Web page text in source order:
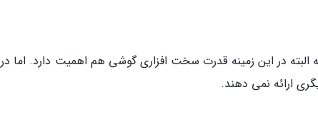
البته در این زمینه قدرت سخت افزاری گوشی هم اهمیت دارد. اما در
ارائه نمی دهند.